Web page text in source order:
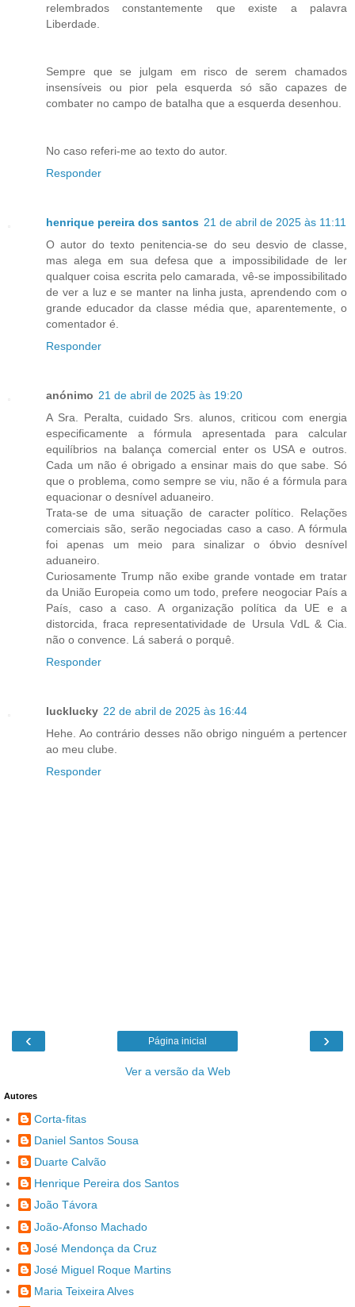
relembrados constantemente que existe a palavra
Liberdade.
Sempre que se julgam em risco de serem chamados
insensíveis ou pior pela esquerda só são capazes de
combater no campo de batalha que a esquerda desenhou.
No caso referi-me ao texto do autor.
Responder
henrique pereira dos santos 21 de abril de 2025 às 11:11
O autor do texto penitencia-se do seu desvio de classe,
mas alega em sua defesa que a impossibilidade de ler
qualquer coisa escrita pelo camarada, vê-se impossibilitado
de ver a luz e se manter na linha justa, aprendendo com o
grande educador da classe média que, aparentemente, o
comentador é.
Responder
anónimo 21 de abril de 2025 às 19:20
A Sra. Peralta, cuidado Srs. alunos, criticou com energia
especificamente a fórmula apresentada para calcular
equilíbrios na balança comercial enter os USA e outros.
Cada um não é obrigado a ensinar mais do que sabe. Só
que o problema, como sempre se viu, não é a fórmula para
equacionar o desnível aduaneiro.
Trata-se de uma situação de caracter político. Relações
comerciais são, serão negociadas caso a caso. A fórmula
foi apenas um meio para sinalizar o óbvio desnível
aduaneiro.
Curiosamente Trump não exibe grande vontade em tratar
da União Europeia como um todo, prefere neogociar País a
País, caso a caso. A organização política da UE e a
distorcida, fraca representatividade de Ursula VdL & Cia.
não o convence. Lá saberá o porquê.
Responder
lucklucky 22 de abril de 2025 às 16:44
Hehe. Ao contrário desses não obrigo ninguém a pertencer
ao meu clube.
Responder
‹ ›
Página inicial
Ver a versão da Web
Autores
Corta-fitas
Daniel Santos Sousa
Duarte Calvão
Henrique Pereira dos Santos
João Távora
João-Afonso Machado
José Mendonça da Cruz
José Miguel Roque Martins
Maria Teixeira Alves